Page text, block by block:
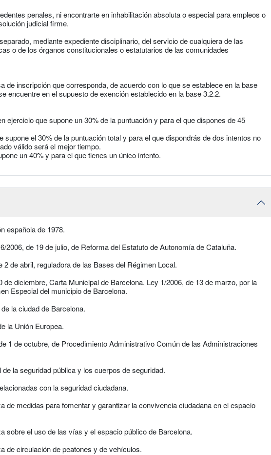
penales, ni encontrarte en inhabilitación absoluta o especial para empleos o
judicial firme.
mediante expediente disciplinario, del servicio de cualquiera de las
o de los órganos constitucionales o estatutarios de las comunidades
de inscripción que corresponda, de acuerdo con lo que se establece en la base
encuentre en el supuesto de exención establecido en la base 3.2.2.
ejercicio que supone un 30% de la puntuación y para el que dispones de 45
supone el 30% de la puntuación total y para el que dispondrás de dos intentos no
válido será el mejor tiempo.
un 40% y para el que tienes un único intento.
española de 1978.
2006, de 19 de julio, de Reforma del Estatuto de Autonomía de Cataluña.
2 de abril, reguladora de las Bases del Régimen Local.
de diciembre, Carta Municipal de Barcelona. Ley 1/2006, de 13 de marzo, por la
Especial del municipio de Barcelona.
la ciudad de Barcelona.
la Unión Europea.
1 de octubre, de Procedimiento Administrativo Común de las Administraciones
la seguridad pública y los cuerpos de seguridad.
con la seguridad ciudadana.
de medidas para fomentar y garantizar la convivencia ciudadana en el espacio
sobre el uso de las vías y el espacio público de Barcelona.
de circulación de peatones y de vehículos.